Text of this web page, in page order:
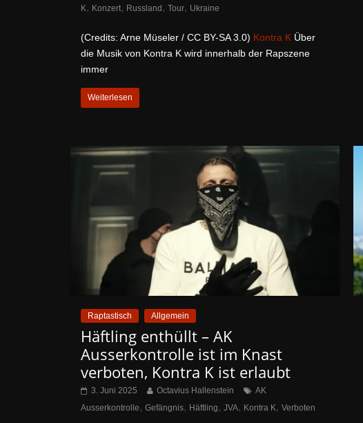
K, Konzert, Russland , Tour, Ukraine
(Credits: Arne Müseler / CC BY-SA 3.0) Kontra K Über
die Musik von Kontra K wird innerhalb der Rapszene
immer
Weiterlesen
Raptastisch Allgemein
Häftling enthüllt – AK
Ausserkontrolle ist im Knast
verboten, Kontra K ist erlaubt
3. Juni 2025 Octavius Hallenstein
AK
Ausserkontrolle, Gefängnis, Häftling, JVA, Kontra K, Verboten